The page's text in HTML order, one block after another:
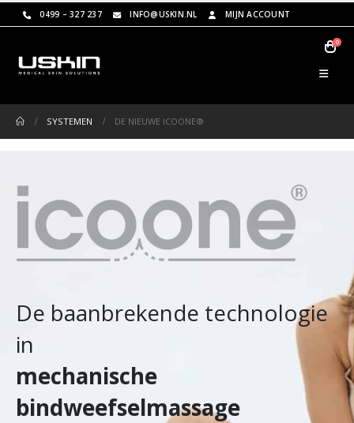
0499 – 327 237 INFO@USKIN.NL MIJN ACCOUNT
0
SYSTEMEN DE NIEUWE ICOONE®
De baanbrekende technologie
in
mechanische
bindweefselmassage